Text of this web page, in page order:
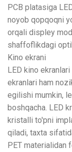
PCB platasiga
noyob qopqoqni
orqali displey
shaffoflikdagi
Kino ekrani
LED kino
ekranlari ham
egilishi mumkin,
boshqacha. LED
kristalli to'pni
qiladi, taxta
PET materialidan